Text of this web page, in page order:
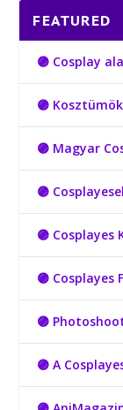
FEATURED
🟣 Cosplay
🟣
🟣 Magyar
🟣
🟣 Cosplayes
🟣 Cosplayes
🟣
🟣 A